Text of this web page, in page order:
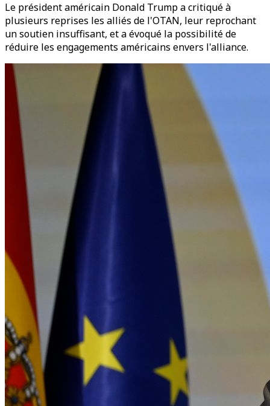
Le président américain Donald Trump a critiqué à
plusieurs reprises les alliés de l'OTAN, leur reprochant
un soutien insuffisant, et a évoqué la possibilité de
réduire les engagements américains envers l'alliance.